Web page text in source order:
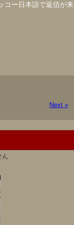
コー日本語で返信が
Next »
ん